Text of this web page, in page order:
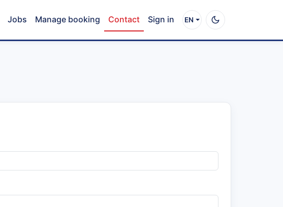
Jobs Manage booking Contact Sign in EN